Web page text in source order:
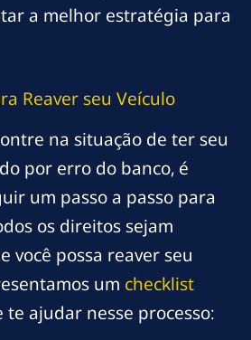
a melhor estratégia para
Reaver seu Veículo
na situação de ter seu
por erro do banco, é
um passo a passo para
os direitos sejam
você possa reaver seu
um checklist
ajudar nesse processo: